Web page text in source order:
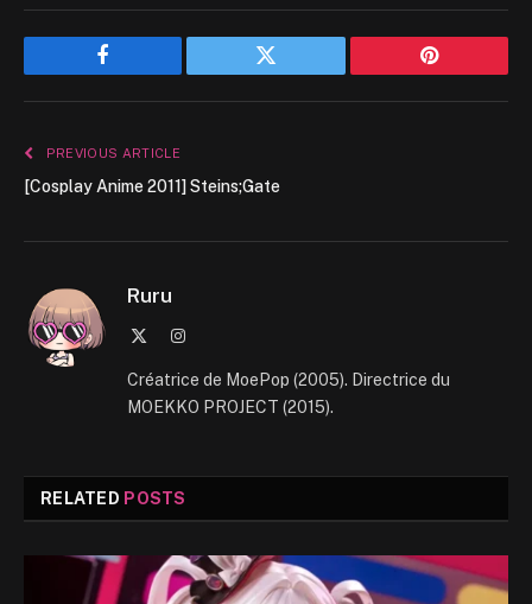
Facebook Twitter Pinterest
PREVIOUS ARTICLE
[Cosplay Anime 2011] Steins;Gate
Ruru
Instagram
Créatrice de MoePop (2005). Directrice du
MOEKKO PROJECT (2015).
RELATED POSTS